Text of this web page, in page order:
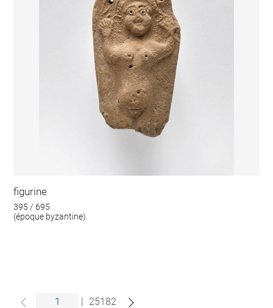
figurine
395 / 695
(époque byzantine)
| 25182